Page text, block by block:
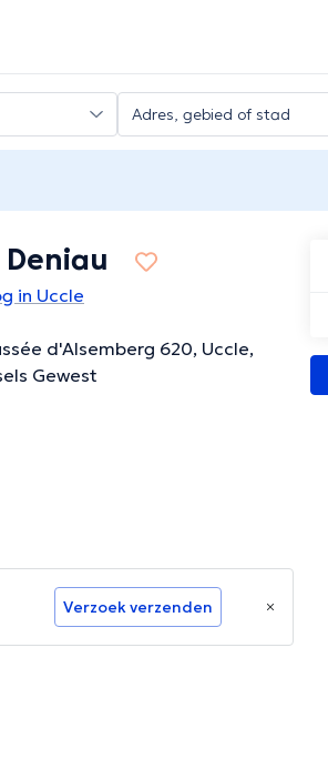
in Uccle
d'Alsemberg 620, Uccle,
Gewest
Verzoek verzenden